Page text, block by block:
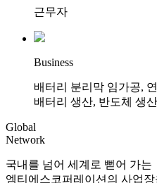
근무자
Business
배터리 분리막 임가공,
배터리 생산, 반도체 생
Global
Network
국내를 넘어 세계로 뻗어 가는
엠티에스코퍼레이션의 사업